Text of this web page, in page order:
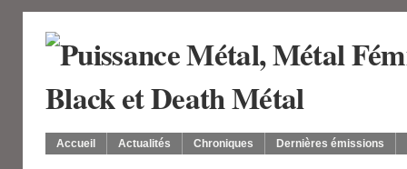
Accueil Actualités Chroniques Dernières émissions